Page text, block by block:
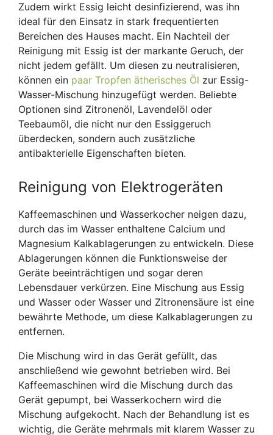
Zudem wirkt Essig leicht desinfizierend, was ihn
ideal für den Einsatz in stark frequentierten
Bereichen des Hauses macht. Ein Nachteil der
Reinigung mit Essig ist der markante Geruch, der
nicht jedem gefällt. Um diesen zu neutralisieren,
können ein paar Tropfen ätherisches Öl zur Essig-
Wasser-Mischung hinzugefügt werden. Beliebte
Optionen sind Zitronenöl, Lavendelöl oder
Teebaumöl, die nicht nur den Essiggeruch
überdecken, sondern auch zusätzliche
antibakterielle Eigenschaften bieten.
Reinigung von Elektrogeräten
Kaffeemaschinen und Wasserkocher neigen dazu,
durch das im Wasser enthaltene Calcium und
Magnesium Kalkablagerungen zu entwickeln. Diese
Ablagerungen können die Funktionsweise der
Geräte beeinträchtigen und sogar deren
Lebensdauer verkürzen. Eine Mischung aus Essig
und Wasser oder Wasser und Zitronensäure ist eine
bewährte Methode, um diese Kalkablagerungen zu
entfernen.
Die Mischung wird in das Gerät gefüllt, das
anschließend wie gewohnt betrieben wird. Bei
Kaffeemaschinen wird die Mischung durch das
Gerät gepumpt, bei Wasserkochern wird die
Mischung aufgekocht. Nach der Behandlung ist es
wichtig, die Geräte mehrmals mit klarem Wasser zu